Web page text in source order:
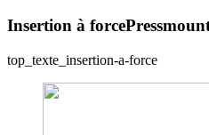
Insertion à force
top_texte_insertion-a-force